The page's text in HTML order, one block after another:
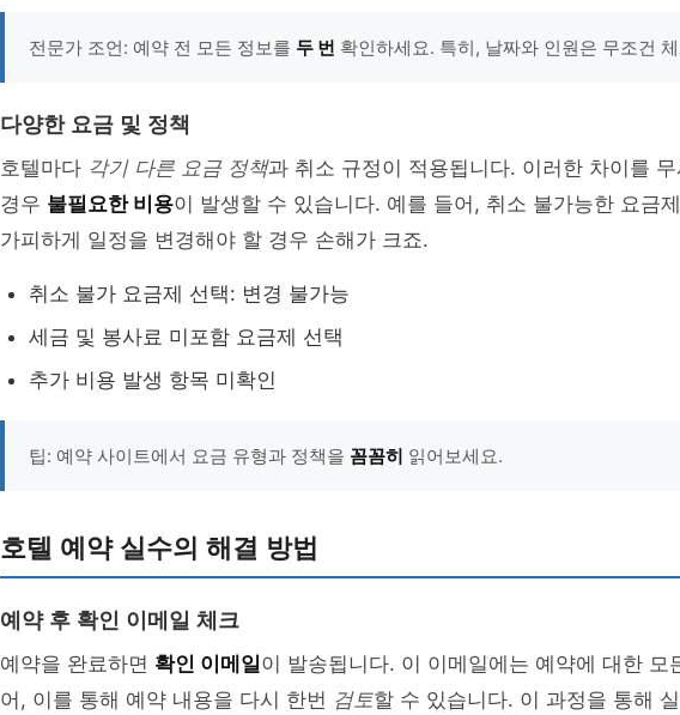
전문가 조언: 예약 전 모든 정보를 두 번 확인하세요. 특히, 날짜와 인원은 무조건
다양한 요금 및 정책
호텔마다 각기 다른 요금 정책과 취소 규정이 적용됩니다. 이러한 차이를
경우 불필요한 비용이 발생할 수 있습니다. 예를 들어, 취소 불가능한 요금
가피하게 일정을 변경해야 할 경우 손해가 크죠.
취소 불가 요금제 선택: 변경 불가능
세금 및 봉사료 미포함 요금제 선택
추가 비용 발생 항목 미확인
팁: 예약 사이트에서 요금 유형과 정책을 꼼꼼히 읽어보세요.
호텔 예약 실수의 해결 방법
예약 후 확인 이메일 체크
예약을 완료하면 확인 이메일이 발송됩니다. 이 이메일에는 예약에 대한 모
어, 이를 통해 예약 내용을 다시 한번 검토할 수 있습니다. 이 과정을 통해